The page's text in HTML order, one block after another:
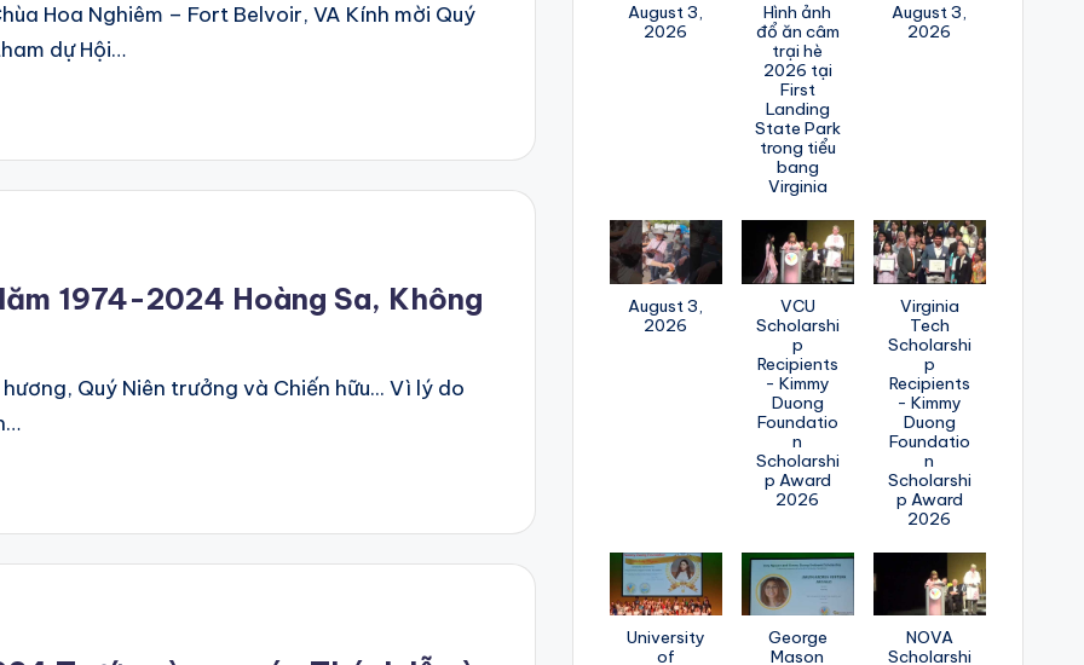
Hoa Nghiêm – Fort Belvoir, VA Kính mời Quý
dự Hội…
1974-2024 Hoàng Sa, Không
Quý Niên trưởng và Chiến hữu... Vì lý do
August 3,
2026
Hình ảnh
đổ ăn câm
trại hè
2026 tại
First
Landing
State Park
trong tiểu
bang
Virginia
August 3,
2026
August 3,
2026
VCU
Scholarshi
p
Recipients
- Kimmy
Duong
Foundatio
n
Scholarshi
p Award
2026
Virginia
Tech
Scholarshi
p
Recipients
- Kimmy
Duong
Foundatio
n
Scholarshi
p Award
2026
University
of
George
Mason
NOVA
Scholarshi